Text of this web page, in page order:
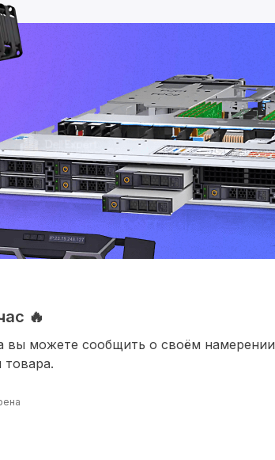
🔥
вы можете сообщить о своём намерении
товара.